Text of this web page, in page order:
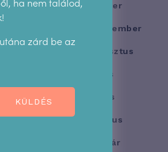
2020. október
2020. szeptember
2020. augusztus
2020. május
2020. április
2020. március
2020. február
zárd be az
KÜLDÉS